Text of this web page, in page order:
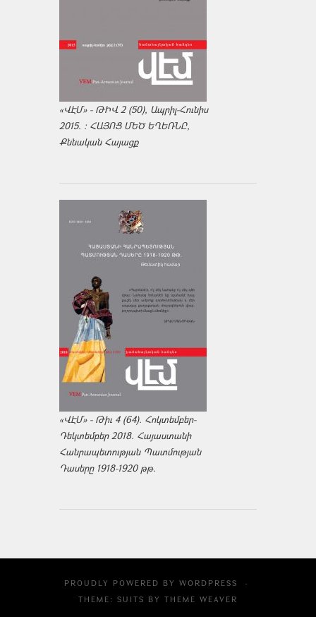
«ՎԷՄ» - ԹԻՎ 2 (50), Ապրիլ-Հունիս
2015. : ՀԱՅՈՑ ՄԵԾ ԵՂԵՌՆԸ,
Քննական Հայացք
«ՎԷՄ» - Թիւ 4 (64). Հոկտեմբեր-
Դեկտեմբեր 2018. Հայաստանի
Հանրապետության Պատմության
Դասերը 1918-1920 թթ.
PROUDLY POWERED BY WORDPRESS
·
THEME: SUITS BY THEME WEAVER